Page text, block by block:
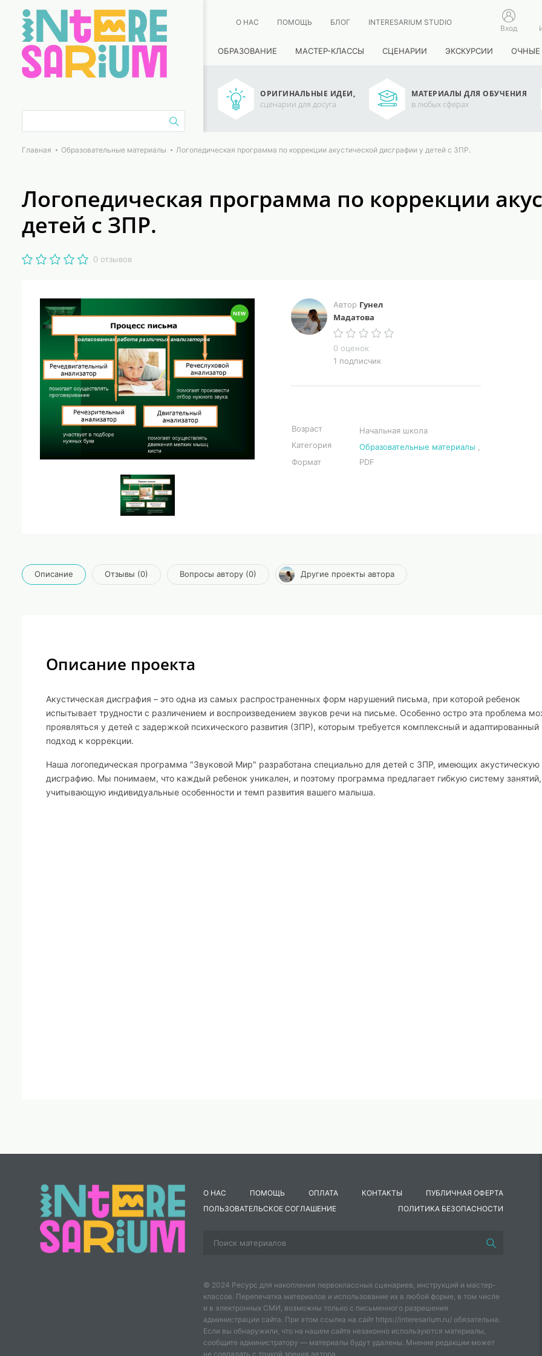
О НАС ПОМОЩЬ БЛОГ INTERESARIUM STUDIO
Вход
ОБРАЗОВАНИЕ МАСТЕР-КЛАССЫ СЦЕНАРИИ ЭКСКУРСИИ ОЧНЫЕ
ОРИГИНАЛЬНЫЕ ИДЕИ,
сценарии для досуга
МАТЕРИАЛЫ ДЛЯ ОБУЧЕНИЯ
в любых сферах
Главная Образовательные материалы Логопедическая программа по коррекции акустической дисграфии у детей с ЗПР.
Логопедическая программа по коррекции
детей с ЗПР.
0 отзывов
Автор Гунел
Мадатова
0 оценок
1 подписчик
Возраст
Начальная школа
Категория
Образовательные материалы
Формат
PDF
Описание Отзывы (0) Вопросы автору (0) Другие проекты автора
Описание проекта
Акустическая дисграфия – это одна из самых распространенных форм нарушений письма, при которой ребенок
испытывает трудности с различением и воспроизведением звуков речи на письме. Особенно остро эта проблема
проявляться у детей с задержкой психического развития (ЗПР), которым требуется комплексный и адаптированный
подход к коррекции.
Наша логопедическая программа "Звуковой Мир" разработана специально для детей с ЗПР, имеющих акустическую
дисграфию. Мы понимаем, что каждый ребенок уникален, и поэтому программа предлагает гибкую систему занятий,
учитывающую индивидуальные особенности и темп развития вашего малыша.
О НАС ПОМОЩЬ ОПЛАТА КОНТАКТЫ
ПУБЛИЧНАЯ ОФЕРТА
ПОЛЬЗОВАТЕЛЬСКОЕ СОГЛАШЕНИЕ
ПОЛИТИКА БЕЗОПАСНОСТИ
© 2024 Ресурс для накопления первоклассных сценариев, инструкций и мастер-
классов. Перепечатка материалов и использование их в любой форме, в том числе
и в электронных СМИ, возможны только с письменного разрешения
администрации сайта. При этом ссылка на сайт https://interesarium.ru/ обязательна.
Если вы обнаружили, что на нашем сайте незаконно используются материалы,
сообщите администратору — материалы будут удалены. Мнение редакции может
не совпадать с точкой зрения автора.